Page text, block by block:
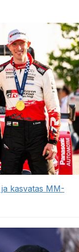
kasvatas MM-